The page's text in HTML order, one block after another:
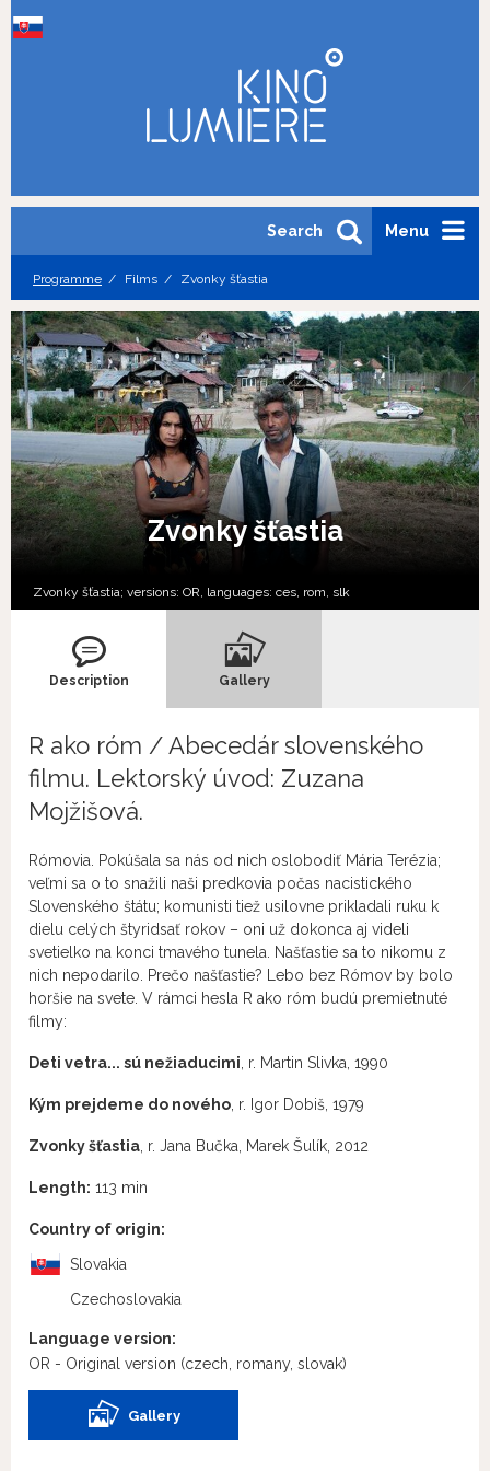
Menu
Search
Programme Films Zvonky šťastia
Zvonky šťastia
Zvonky šťastia; versions: OR, languages: ces rom slk
Description Gallery
R ako róm / Abecedár slovenského
filmu. Lektorský úvod: Zuzana
Mojžišová.
Rómovia. Pokúšala sa nás od nich oslobodiť Mária Terézia;
veľmi sa o to snažili naši predkovia počas nacistického
Slovenského štátu; komunisti tiež usilovne prikladali ruku k
dielu celých štyridsať rokov – oni už dokonca aj videli
svetielko na konci tmavého tunela. Našťastie sa to nikomu z
nich nepodarilo. Prečo našťastie? Lebo bez Rómov by bolo
horšie na svete. V rámci hesla R ako róm budú premietnuté
filmy:
Deti vetra... sú nežiaducimi , r. Martin Slivka, 1990
Kým prejdeme do nového , r. Igor Dobiš, 1979
Zvonky šťastia , r. Jana Bučka, Marek Šulík, 2012
Length: 113 min
Country of origin:
Slovakia
Czechoslovakia
Language version:
OR - Original version (czech, romany, slovak)
Gallery